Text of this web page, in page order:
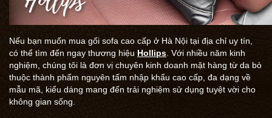
Nếu bạn muốn mua gối sofa cao cấp ở Hà Nội tại địa chỉ uy tín,
có thể tìm đến ngay thương hiệu Hollips . Với nhiều năm kinh
nghiệm, chúng tôi là đơn vị chuyên kinh doanh mặt hàng từ da bò
thuộc thành phẩm nguyên tấm nhập khẩu cao cấp, đa dạng về
mẫu mã, kiểu dáng mang đến trải nghiệm sử dụng tuyệt vời cho
không gian sống.